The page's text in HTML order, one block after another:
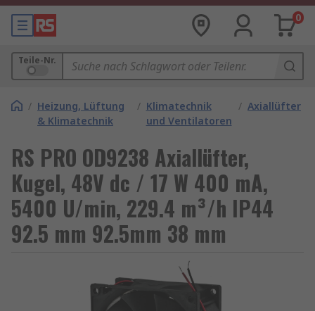
0
Teile-Nr.
/ Heizung, Lüftung
& Klimatechnik
/ Klimatechnik
und Ventilatoren
/ Axiallüfter
RS PRO OD9238 Axiallüfter,
Kugel, 48V dc / 17 W 400 mA,
5400 U/min, 229.4 m³/h IP44
92.5 mm 92.5mm 38 mm